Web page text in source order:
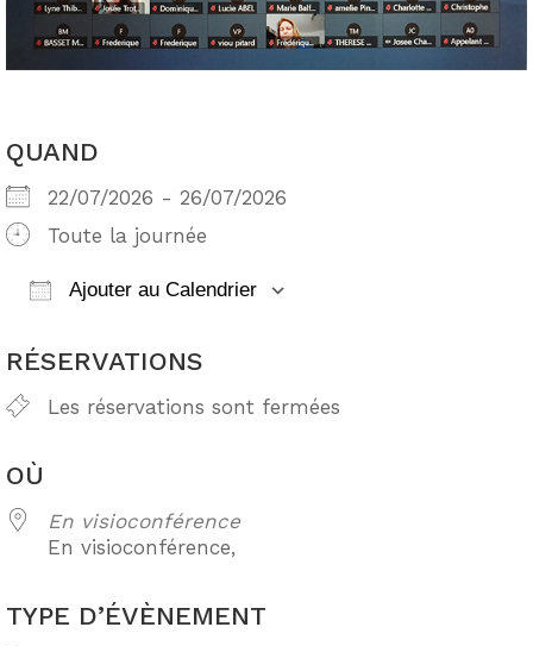
QUAND
22/07/2026 - 26/07/2026
Toute la journée
Ajouter au Calendrier
RÉSERVATIONS
Les réservations sont fermées
OÙ
En visioconférence
En visioconférence,
TYPE D’ÉVÈNEMENT